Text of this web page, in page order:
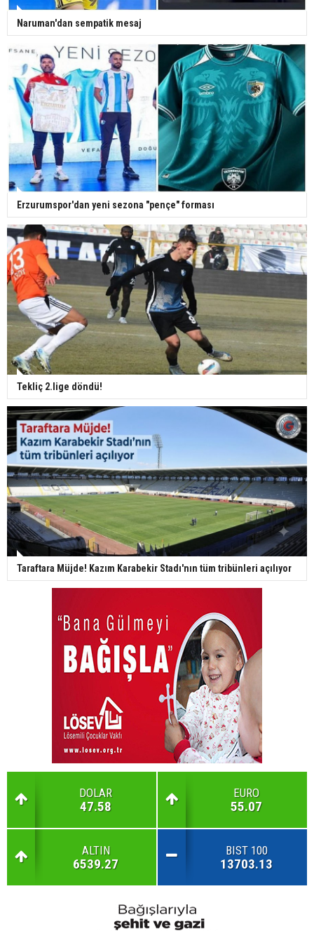
Naruman'dan sempatik mesaj
Erzurumspor'dan yeni sezona "pençe" forması
Tekliç 2.lige döndü!
Taraftara Müjde! Kazım Karabekir Stadı'nın tüm tribünleri açılıyor
DOLAR
47.58
EURO
55.07
ALTIN
6539.27
BIST 100
13703.13